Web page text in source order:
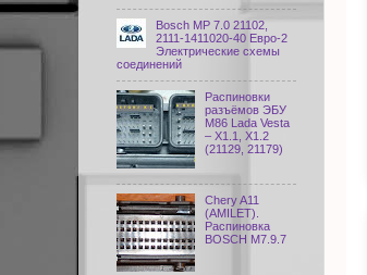
Bosch МР 7.0 21102,
2111-1411020-40 Евро-2
Электрические схемы
соединений
Распиновки
разъёмов ЭБУ
M86 Lada Vesta
– X1.1, X1.2
(21129, 21179)
Chery A11
(AMILET).
Распиновка
BOSCH M7.9.7